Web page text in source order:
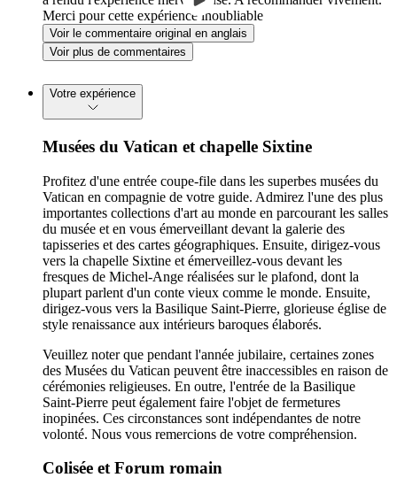
Merci pour cette expérience inoubliable
Voir le commentaire original en anglais
Voir plus de commentaires
Votre expérience
Musées du Vatican et chapelle Sixtine
Profitez d'une entrée coupe-file dans les superbes musées du
Vatican en compagnie de votre guide. Admirez l'une des plus
importantes collections d'art au monde en parcourant les salles
du musée et en vous émerveillant devant la galerie des
tapisseries et des cartes géographiques. Ensuite, dirigez-vous
vers la chapelle Sixtine et émerveillez-vous devant les
fresques de Michel-Ange réalisées sur le plafond, dont la
plupart parlent d'un conte vieux comme le monde. Ensuite,
dirigez-vous vers la Basilique Saint-Pierre, glorieuse église de
style renaissance aux intérieurs baroques élaborés.
Veuillez noter que pendant l'année jubilaire, certaines zones
des Musées du Vatican peuvent être inaccessibles en raison de
cérémonies religieuses. En outre, l'entrée de la Basilique
Saint-Pierre peut également faire l'objet de fermetures
inopinées. Ces circonstances sont indépendantes de notre
volonté. Nous vous remercions de votre compréhension.
Colisée et Forum romain